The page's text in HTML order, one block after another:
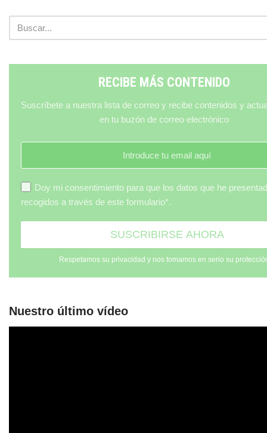
RECIBE MÁS CONTENIDO
Suscríbete a nuestra lista de correo y recibe contenidos y
en tu buzón de correo electrónico
Doy mi consentimiento para que los datos que he
recogidos a través de este formulario*.
Respetamos su privacidad y nos tomamos en serio su
Nuestro último vídeo